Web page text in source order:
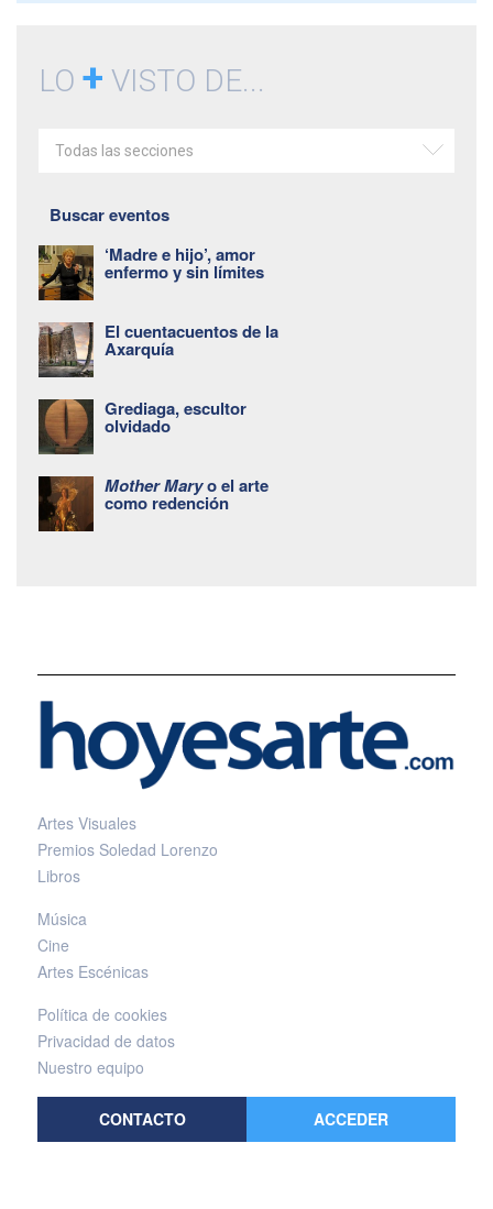
LO + VISTO DE...
Todas las secciones
Buscar eventos
‘Madre e hijo’, amor
enfermo y sin límites
El cuentacuentos de la
Axarquía
Grediaga, escultor
olvidado
Mother Maryo el arte
como redención
Artes Visuales
Premios Soledad Lorenzo
Libros
Música
Cine
Artes Escénicas
Política de cookies
Privacidad de datos
Nuestro equipo
CONTACTO ACCEDER